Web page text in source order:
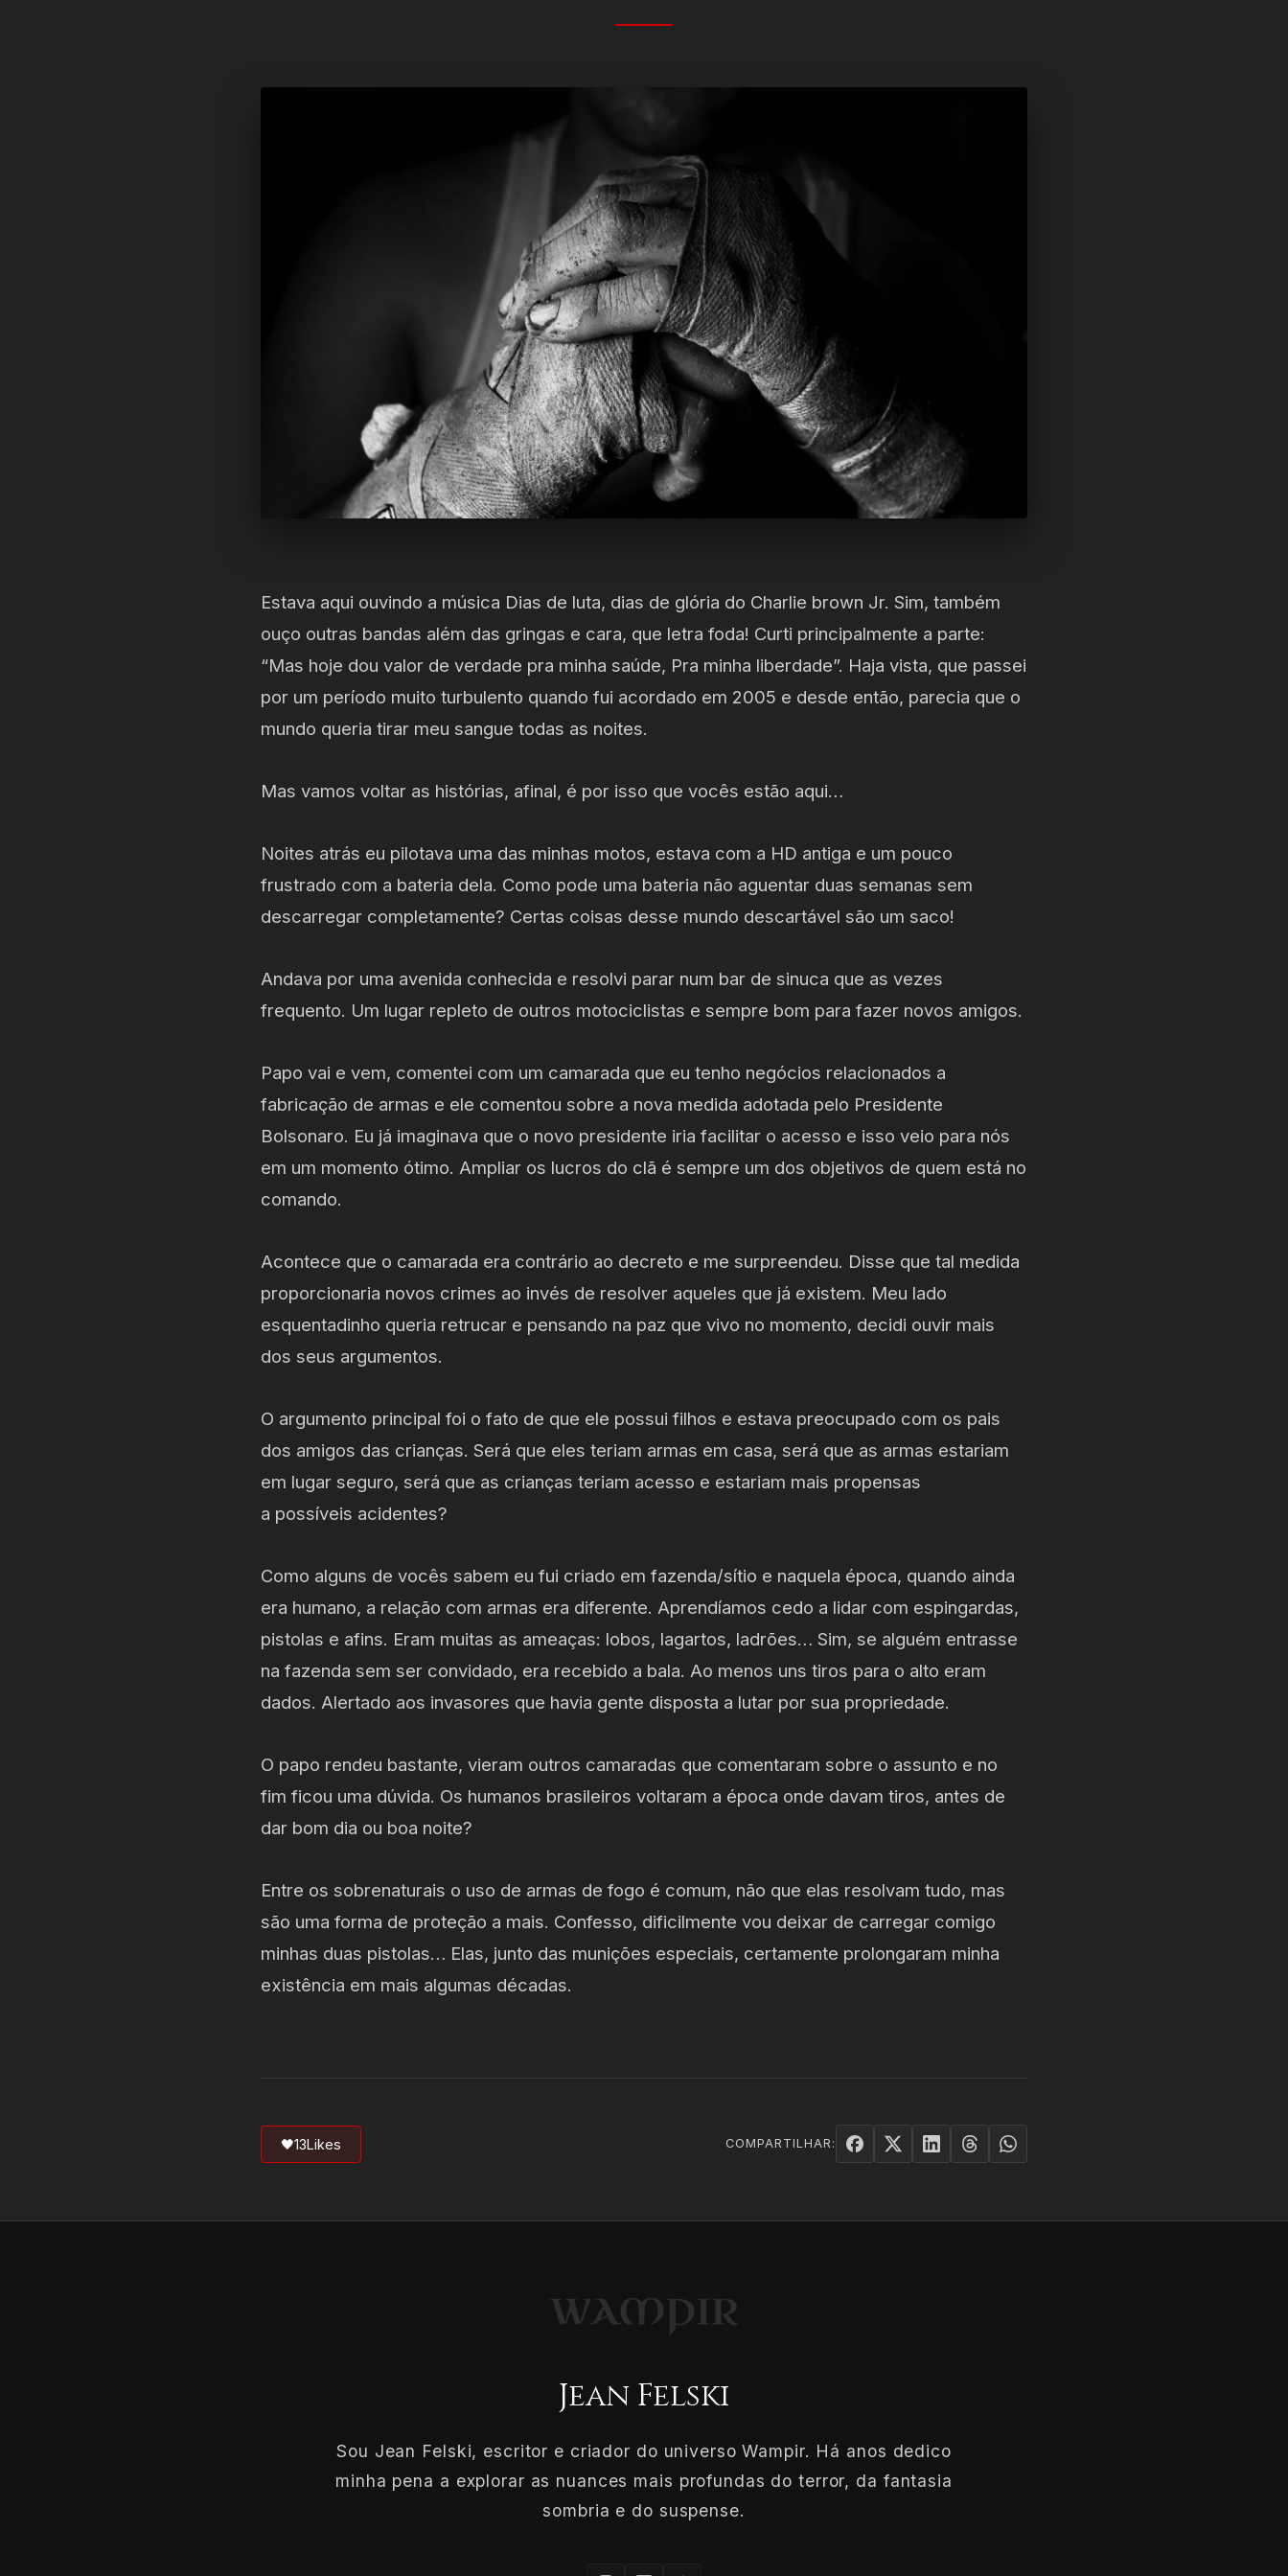
Estava aqui ouvindo a música Dias de luta, dias de glória do Charlie brown Jr. Sim, também
ouço outras bandas além das gringas e cara, que letra foda! Curti principalmente a parte:
“Mas hoje dou valor de verdade pra minha saúde, Pra minha liberdade”. Haja vista, que passei
por um período muito turbulento quando fui acordado em 2005 e desde então, parecia que o
mundo queria tirar meu sangue todas as noites.
Mas vamos voltar as histórias, afinal, é por isso que vocês estão aqui…
Noites atrás eu pilotava uma das minhas motos, estava com a HD antiga e um pouco
frustrado com a bateria dela. Como pode uma bateria não aguentar duas semanas sem
descarregar completamente? Certas coisas desse mundo descartável são um saco!
Andava por uma avenida conhecida e resolvi parar num bar de sinuca que as vezes
frequento. Um lugar repleto de outros motociclistas e sempre bom para fazer novos amigos.
Papo vai e vem, comentei com um camarada que eu tenho negócios relacionados a
fabricação de armas e ele comentou sobre a nova medida adotada pelo Presidente
Bolsonaro. Eu já imaginava que o novo presidente iria facilitar o acesso e isso veio para nós
em um momento ótimo. Ampliar os lucros do clã é sempre um dos objetivos de quem está no
comando.
Acontece que o camarada era contrário ao decreto e me surpreendeu. Disse que tal medida
proporcionaria novos crimes ao invés de resolver aqueles que já existem. Meu lado
esquentadinho queria retrucar e pensando na paz que vivo no momento, decidi ouvir mais
dos seus argumentos.
O argumento principal foi o fato de que ele possui filhos e estava preocupado com os pais
dos amigos das crianças. Será que eles teriam armas em casa, será que as armas estariam
em lugar seguro, será que as crianças teriam acesso e estariam mais propensas
a possíveis acidentes?
Como alguns de vocês sabem eu fui criado em fazenda/sítio e naquela época, quando ainda
era humano, a relação com armas era diferente. Aprendíamos cedo a lidar com espingardas,
pistolas e afins. Eram muitas as ameaças: lobos, lagartos, ladrões… Sim, se alguém entrasse
na fazenda sem ser convidado, era recebido a bala. Ao menos uns tiros para o alto eram
dados. Alertado aos invasores que havia gente disposta a lutar por sua propriedade.
O papo rendeu bastante, vieram outros camaradas que comentaram sobre o assunto e no
fim ficou uma dúvida. Os humanos brasileiros voltaram a época onde davam tiros, antes de
dar bom dia ou boa noite?
Entre os sobrenaturais o uso de armas de fogo é comum, não que elas resolvam tudo, mas
são uma forma de proteção a mais. Confesso, dificilmente vou deixar de carregar comigo
minhas duas pistolas… Elas, junto das munições especiais, certamente prolongaram minha
existência em mais algumas décadas.
🖤13Likes COMPARTILHAR:
Jean Felski
Sou Jean Felski, escritor e criador do universo Wampir. Há anos dedico
minha pena a explorar as nuances mais profundas do terror, da fantasia
sombria e do suspense.